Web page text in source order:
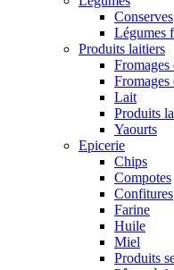
Conserves
Légumes
Produits laitiers
Fromages
Fromages
Lait
Produits
Yaourts
Epicerie
Chips
Compotes
Confitures
Farine
Huile
Miel
Produits